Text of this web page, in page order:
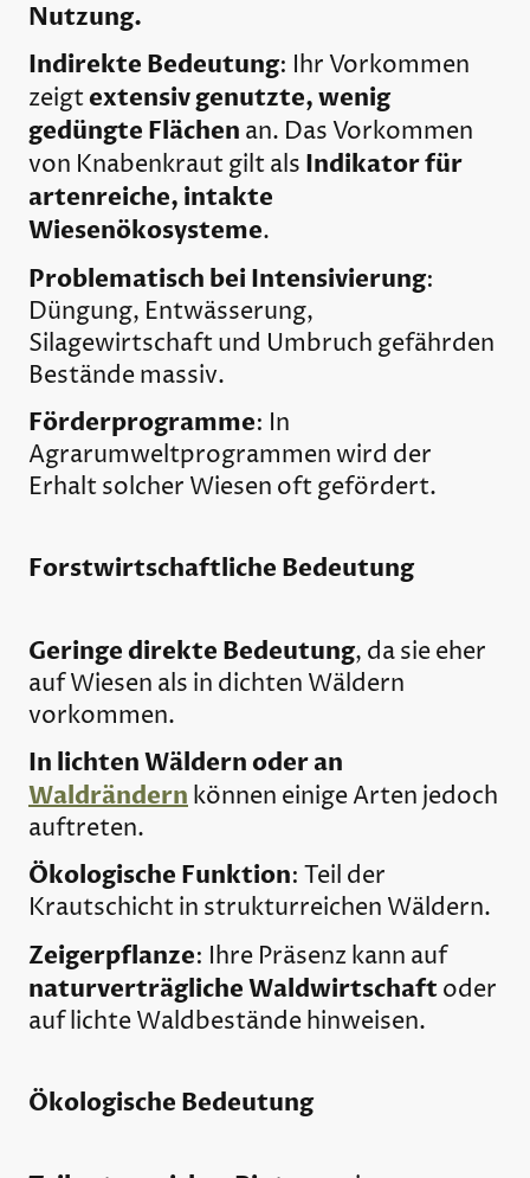
Nutzung.
Indirekte Bedeutung: Ihr Vorkommen
zeigtextensiv genutzte, wenig
gedüngte Flächen an. Das Vorkommen
von Knabenkraut gilt als Indikator für
artenreiche, intakte
Wiesenökosysteme.
Problematisch bei Intensivierung:
Düngung, Entwässerung,
Silagewirtschaft und Umbruch gefährden
Bestände massiv.
Förderprogramme: In
Agrarumweltprogrammen wird der
Erhalt solcher Wiesen oft gefördert.
Forstwirtschaftliche Bedeutung
Geringe direkte Bedeutung, da sie eher
auf Wiesen als in dichten Wäldern
vorkommen.
In lichten Wäldern oder an
Waldrändern können einige Arten jedoch
auftreten.
Ökologische Funktion: Teil der
Krautschicht in strukturreichen Wäldern.
Zeigerpflanze: Ihre Präsenz kann auf
naturverträgliche Waldwirtschaftoder
auf lichte Waldbestände hinweisen.
Ökologische Bedeutung